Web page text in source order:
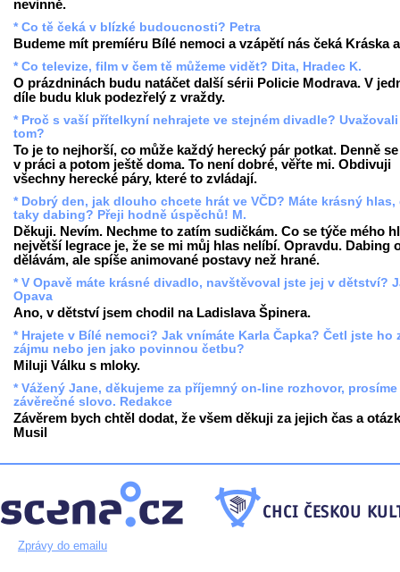
nevinně.
* Co tě čeká v blízké budoucnosti? Petra
Budeme mít premíéru Bílé nemoci a vzápětí nás čeká Kráska
* Co televize, film v čem tě můžeme vidět? Dita, Hradec K.
O prázdninách budu natáčet další sérii Policie Modrava. V
díle budu kluk podezřelý z vraždy.
* Proč s vaší přítelkyní nehrajete ve stejném divadle?
tom?
To je to nejhorší, co může každý herecký pár potkat. Denně
v práci a potom ještě doma. To není dobré, věřte mi. Obdivuji
všechny herecké páry, které to zvládají.
* Dobrý den, jak dlouho chcete hrát ve VČD? Máte krásný hlas,
taky dabing? Přeji hodně úspěchů! M.
Děkuji. Nevím. Nechme to zatím sudičkám. Co se týče mého
největší legrace je, že se mi můj hlas nelíbí. Opravdu. Dabing
dělávám, ale spíše animované postavy než hrané.
* V Opavě máte krásné divadlo, navštěvoval jste jej v dětství?
Opava
Ano, v dětství jsem chodil na Ladislava Špinera.
* Hrajete v Bílé nemoci? Jak vnímáte Karla Čapka? Četl jste ho
zájmu nebo jen jako povinnou četbu?
Miluji Válku s mloky.
* Vážený Jane, děkujeme za příjemný on-line rozhovor, prosíme
závěrečné slovo. Redakce
Závěrem bych chtěl dodat, že všem děkuji za jejich čas a
Musil
Zprávy do emailu